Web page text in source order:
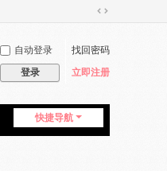
切
到
宽
自动登录
找回密码
登录 立即注册
快捷导航